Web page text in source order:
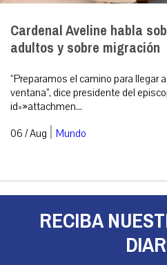
Cardenal Aveline habla
adultos y sobre migración
“Preparamos el camino para llegar
ventana”, dice presidente del
id=»attachmen...
06 / Aug | Mundo
RECIBA